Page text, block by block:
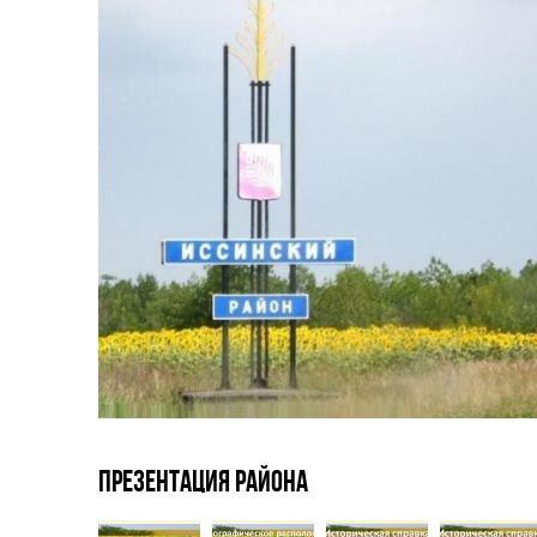
Презентация района